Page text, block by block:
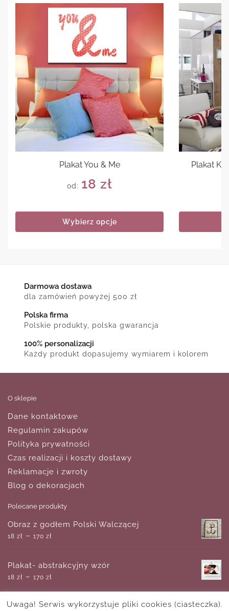
Plakat You & Me
od: 18 zł
Wybierz opcje
Plakat
Darmowa dostawa
dla zamówień powyżej 500 zł
Polska firma
Polskie produkty, polska gwarancja
100% personalizacji
Każdy produkt dopasujemy wymiarem i kolorem
O sklepie
Dane kontaktowe
Regulamin zakupów
Polityka prywatności
Czas realizacji i koszty dostawy
Reklamacje i zwroty
Blog o dekoracjach
Polecane produkty
Obraz z godłem Polski Walczącej
18 zł – 170 zł
Plakat- abstrakcyjny wzór
18 zł – 170 zł
Obraz - Grafika liniowa z motywem pięknej
Uwaga! Serwis wykorzystuje pliki cookies (ciasteczka).